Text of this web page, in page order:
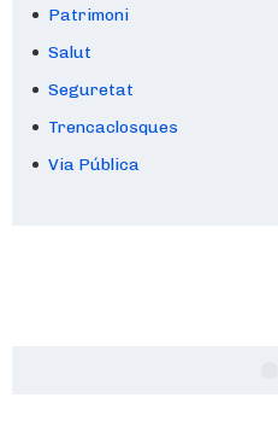
Patrimoni
Salut
Seguretat
Trencaclosques
Via Pública